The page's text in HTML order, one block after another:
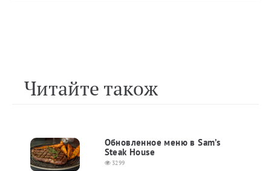
Читайте також
Обновленное меню в Sam’s
Steak House
3299